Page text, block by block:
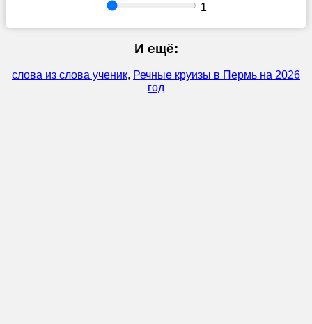
1
И ещё:
слова из слова ученик, Речные круизы в Пермь на 2026
год